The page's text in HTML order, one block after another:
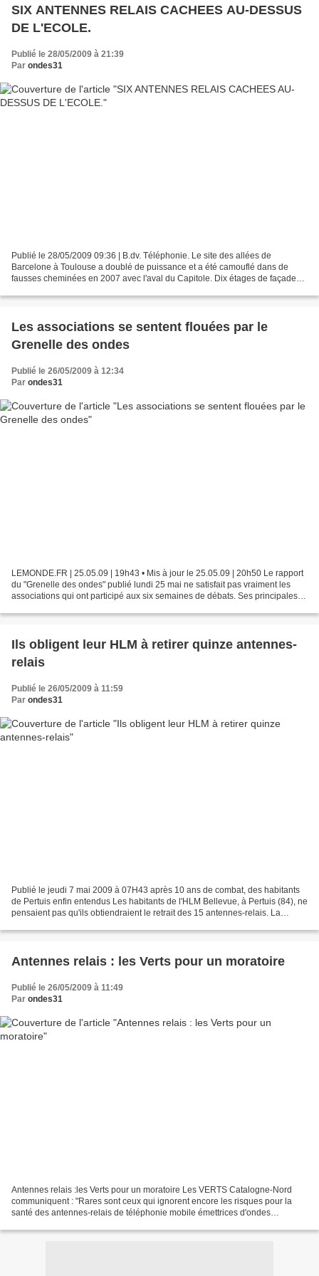
SIX ANTENNES RELAIS CACHEES AU-DESSUS
DE L'ECOLE.
Publié le 28/05/2009 à 21:39
Par ondes31
Publié le 28/05/2009 09:36 | B.dv. Téléphonie. Le site des allées de
Barcelone à Toulouse a doublé de puissance et a été camouflé dans de
fausses cheminées en 2007 avec l'aval du Capitole. Dix étages de façade
Les associations se sentent flouées par le
Grenelle des ondes
Publié le 26/05/2009 à 12:34
Par ondes31
LEMONDE.FR | 25.05.09 | 19h43 • Mis à jour le 25.05.09 | 20h50 Le rapport
du "Grenelle des ondes" publié lundi 25 mai ne satisfait pas vraiment les
associations qui ont participé aux six semaines de débats. Ses principales
Ils obligent leur HLM à retirer quinze antennes-
relais
Publié le 26/05/2009 à 11:59
Par ondes31
Publié le jeudi 7 mai 2009 à 07H43 après 10 ans de combat, des habitants
de Pertuis enfin entendus Les habitants de l'HLM Bellevue, à Pertuis (84), ne
pensaient pas qu'ils obtiendraient le retrait des 15 antennes-relais. La
Antennes relais : les Verts pour un moratoire
Publié le 26/05/2009 à 11:49
Par ondes31
Antennes relais :les Verts pour un moratoire Les VERTS Catalogne-Nord
communiquent : "Rares sont ceux qui ignorent encore les risques pour la
santé des antennes-relais de téléphonie mobile émettrices d'ondes